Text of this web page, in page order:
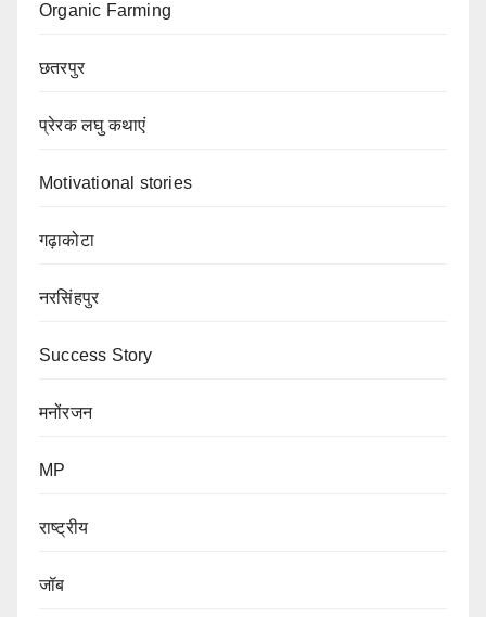
Organic Farming
छतरपुर
प्रेरक लघु कथाएं
Motivational stories
गढ़ाकोटा
नरसिंहपुर
Success Story
मनोंरजन
MP
राष्ट्रीय
जॉब